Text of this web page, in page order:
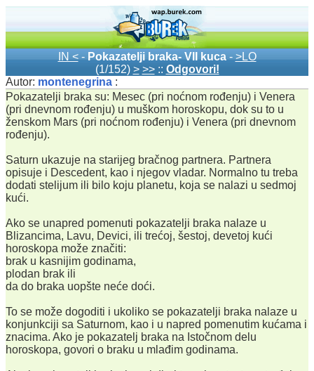
IN <- Pokazatelji braka- VII kuca- >LO
(1/152) > >> :: Odgovori!
Autor: montenegrina :
Pokazatelji braka su: Mesec (pri noćnom rođenju) i Venera
(pri dnevnom rođenju) u muškom horoskopu, dok su to u
ženskom Mars (pri noćnom rođenju) i Venera (pri dnevnom
rođenju).
Saturn ukazuje na starijeg bračnog partnera. Partnera
opisuje i Descedent, kao i njegov vladar. Normalno tu treba
dodati stelijum ili bilo koju planetu, koja se nalazi u sedmoj
kući.
Ako se unapred pomenuti pokazatelji braka nalaze u
Blizancima, Lavu, Devici, ili trećoj, šestoj, devetoj kući
horoskopa može značiti:
brak u kasnijim godinama,
plodan brak ili
da do braka uopšte neće doći.
To se može dogoditi i ukoliko se pokazatelji braka nalaze u
konjunkciji sa Saturnom, kao i u napred pomenutim kućama i
znacima. Ako je pokazatelj braka na Istočnom delu
horoskopa, govori o braku u mlađim godinama.